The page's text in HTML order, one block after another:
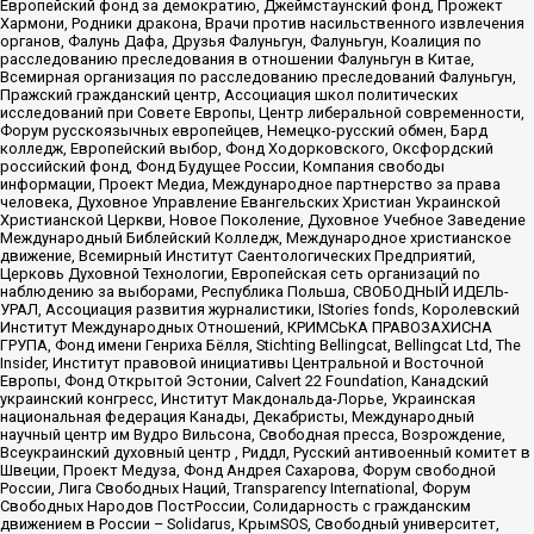
Европейский фонд за демократию, Джеймстаунский фонд, Прожект
Хармони, Родники дракона, Врачи против насильственного извлечения
органов, Фалунь Дафа, Друзья Фалуньгун, Фалуньгун, Коалиция по
расследованию преследования в отношении Фалуньгун в Китае,
Всемирная организация по расследованию преследований Фалуньгун,
Пражский гражданский центр, Ассоциация школ политических
исследований при Совете Европы, Центр либеральной современности,
Форум русскоязычных европейцев, Немецко-русский обмен, Бард
колледж, Европейский выбор, Фонд Ходорковского, Оксфордский
российский фонд, Фонд Будущее России, Компания свободы
информации, Проект Медиа, Международное партнерство за права
человека, Духовное Управление Евангельских Христиан Украинской
Христианской Церкви, Новое Поколение, Духовное Учебное Заведение
Международный Библейский Колледж, Международное христианское
движение, Всемирный Институт Саентологических Предприятий,
Церковь Духовной Технологии, Европейская сеть организаций по
наблюдению за выборами, Республика Польша, СВОБОДНЫЙ ИДЕЛЬ-
УРАЛ, Ассоциация развития журналистики, IStories fonds, Королевский
Институт Международных Отношений, КРИМСЬКА ПРАВОЗАХИСНА
ГРУПА, Фонд имени Генриха Бёлля, Stichting Bellingcat, Bellingcat Ltd, The
Insider, Институт правовой инициативы Центральной и Восточной
Европы, Фонд Открытой Эстонии, Calvert 22 Foundation, Канадский
украинский конгресс, Институт Макдональда-Лорье, Украинская
национальная федерация Канады, Декабристы, Международный
научный центр им Вудро Вильсона, Свободная пресса, Возрождение,
Всеукраинский духовный центр , Риддл, Русский антивоенный комитет в
Швеции, Проект Медуза, Фонд Андрея Сахарова, Форум свободной
России, Лига Свободных Наций, Transparеncy International, Форум
Свободных Народов ПостРоссии, Солидарность с гражданским
движением в России – Solidarus, КрымSOS, Свободный университет,